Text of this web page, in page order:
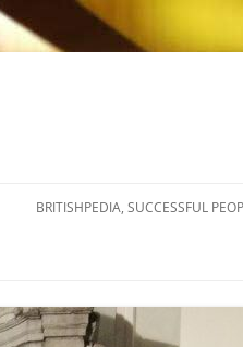
BRITISHPEDIA, SUCCESSFUL